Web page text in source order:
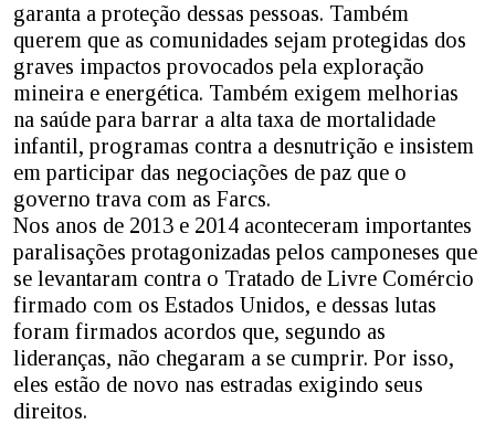
garanta a proteção dessas pessoas. Também
querem que as comunidades sejam protegidas dos
graves impactos provocados pela exploração
mineira e energética. Também exigem melhorias
na saúde para barrar a alta taxa de mortalidade
infantil, programas contra a desnutrição e insistem
em participar das negociações de paz que o
governo trava com as Farcs.
Nos anos de 2013 e 2014 aconteceram importantes
paralisações protagonizadas pelos camponeses que
se levantaram contra o Tratado de Livre Comércio
firmado com os Estados Unidos, e dessas lutas
foram firmados acordos que, segundo as
lideranças, não chegaram a se cumprir. Por isso,
eles estão de novo nas estradas exigindo seus
direitos.